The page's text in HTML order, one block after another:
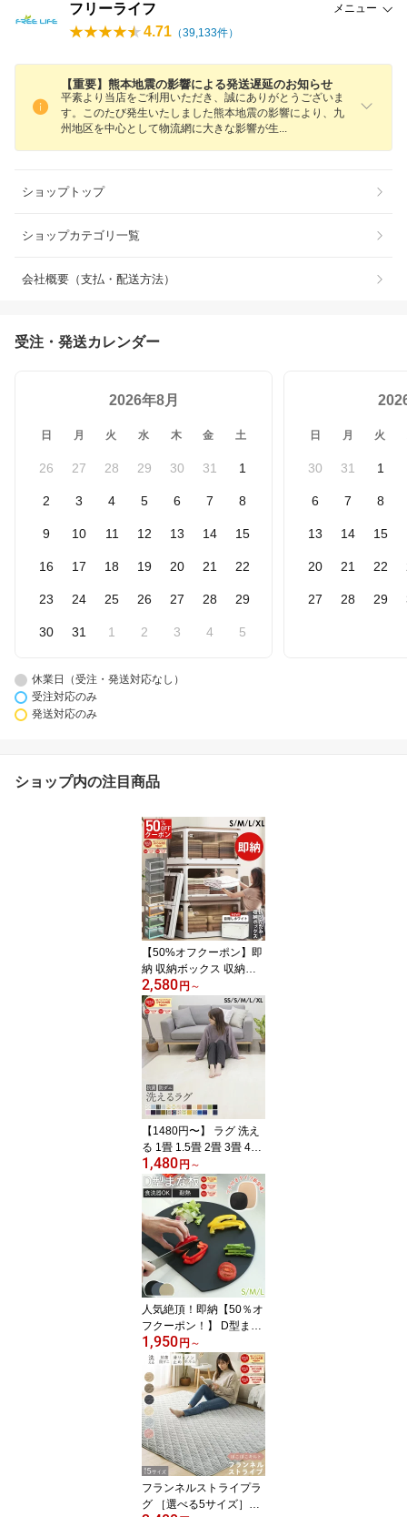
フリーライフ メニュー
4.71 （39,133件）
【重要】熊本地震の影響による発送遅延のお知らせ
平素より当店をご利用いただき、誠にありがとうございま
す。このたび発生いたしました熊本地震の影響により、九
州地区を中心として物流網に大きな影響が生
ショップトップ
ショップカテゴリ一覧
会社概要（支払・配送方法）
受注・発送カレンダー
2026年8月
日 月 火 水 木 金 土
26 27 28 29 30 31 1
2 3 4 5 6 7 8
9 10 11 12 13 14 15
16 17 18 19 20 21 22
23 24 25 26 27 28 29
30 31 1 2 3 4 5
日 月 火
30 31 1
6 7 8
13 14 15
20 21 22
27 28 29
休業日（受注・発送対応なし）
受注対応のみ
発送対応のみ
ショップ内の注目商品
【50%オフクーポン】即
納 収納ボックス 収納ケ
ース チェスト 折りたた
み 収納 ふた付き キャス
ター付き 5面開き 前開き
27L 40L 53L 82L 屋外 お
しゃれ プラスチック 衣
装ケース コンテナ ボッ
クス 衣類 布団
2,580円 ～
【1480円〜】 ラグ 洗え
る 1畳 1.5畳 2畳 3畳 4畳
洗えるラグ おしゃれ 北
欧 防ダニ 冬 床暖房対応
オールシーズン 滑り止め
マット ラグマット カー
ペット ラグカーペット
センターラグ 正方形 長
方形 ホットカーペットラ
グ 絨毯
1,480円 ～
人気絶頂！即納【50％オ
フクーポン！】 D型まな
板 フチ付きまな板 食洗
器OK 3色 3サイズ まな板
かまぼこ型 キッチン雑貨
エラストマー製 丸型 耐
熱 熱湯消毒 やわらかい
おしゃれ まないた キッ
チン 台所 食器
1,950円 ～
フランネルストライプラ
グ ［選べる5サイズ］ラ